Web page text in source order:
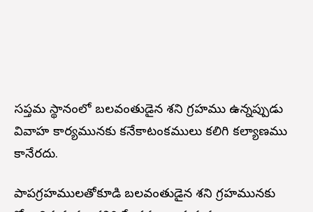
సప్తమ స్థానంలో బలవంతుడైన శని గ్రహము ఉన్నప్పుడు
వివాహ కార్యమునకు కనేకాటంకములు కలిగి కల్యాణము
కానేరదు.
పాపగ్రహములతోకూడి బలవంతుడైన శని గ్రహమునకు